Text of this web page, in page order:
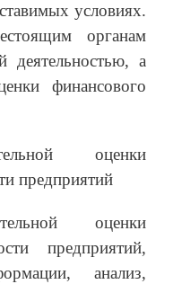
условиях.
органам
деятельностью, а
финансового
оценки
предприятий
оценки
предприятий,
анализ,